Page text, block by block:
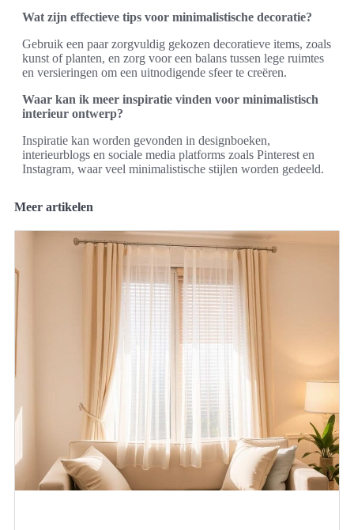
Wat zijn effectieve tips voor minimalistische decoratie?
Gebruik een paar zorgvuldig gekozen decoratieve items, zoals
kunst of planten, en zorg voor een balans tussen lege ruimtes
en versieringen om een uitnodigende sfeer te creëren.
Waar kan ik meer inspiratie vinden voor minimalistisch
interieur ontwerp?
Inspiratie kan worden gevonden in designboeken,
interieurblogs en sociale media platforms zoals Pinterest en
Instagram, waar veel minimalistische stijlen worden gedeeld.
Meer artikelen